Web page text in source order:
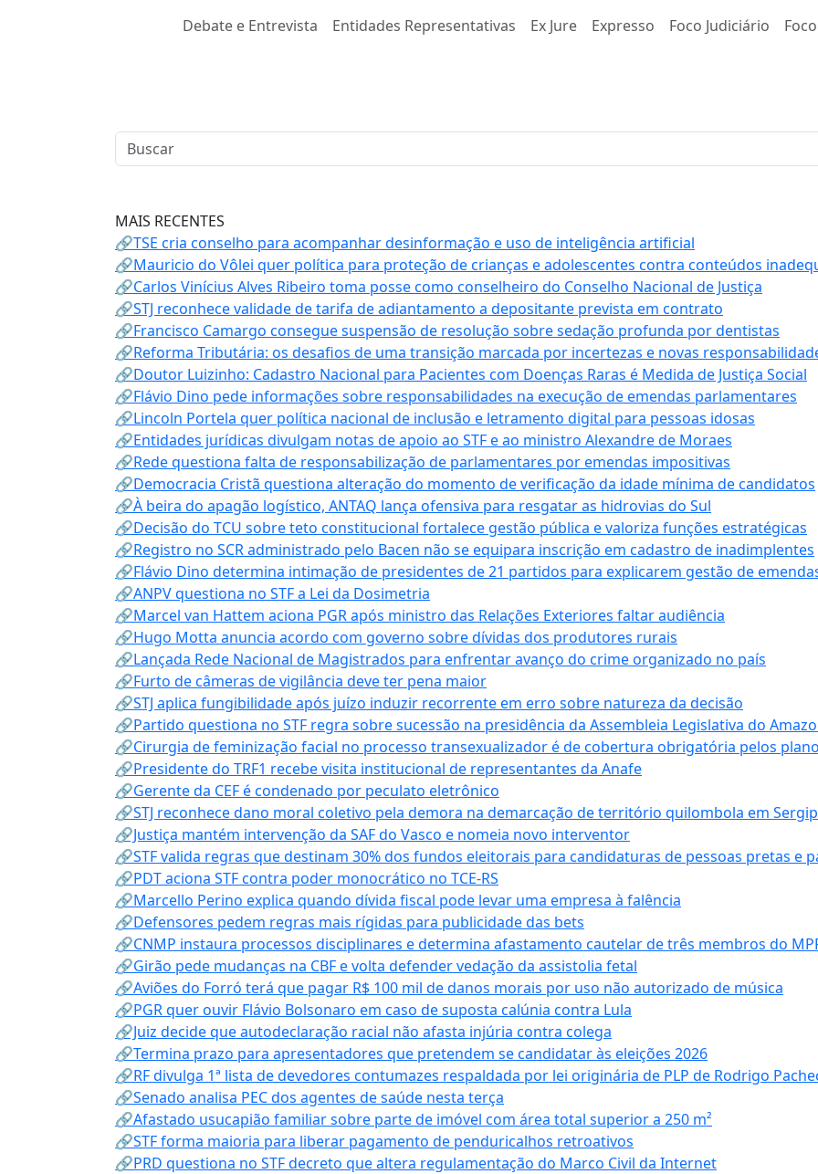
Debate e Entrevista Entidades Representativas Ex Jure Expresso Foco Judiciário
MAIS RECENTES
🔗TSE cria conselho para acompanhar desinformação e uso de inteligência artificial
🔗Mauricio do Vôlei quer política para proteção de crianças e adolescentes contra conteúdos
🔗Carlos Vinícius Alves Ribeiro toma posse como conselheiro do Conselho Nacional de Justiça
🔗STJ reconhece validade de tarifa de adiantamento a depositante prevista em contrato
🔗Francisco Camargo consegue suspensão de resolução sobre sedação profunda por dentistas
🔗Reforma Tributária: os desafios de uma transição marcada por incertezas e novas
🔗Doutor Luizinho: Cadastro Nacional para Pacientes com Doenças Raras é Medida de Justiça Social
🔗Flávio Dino pede informações sobre responsabilidades na execução de emendas parlamentares
🔗Lincoln Portela quer política nacional de inclusão e letramento digital para pessoas idosas
🔗Entidades jurídicas divulgam notas de apoio ao STF e ao ministro Alexandre de Moraes
🔗Rede questiona falta de responsabilização de parlamentares por emendas impositivas
🔗Democracia Cristã questiona alteração do momento de verificação da idade mínima de candidatos
🔗À beira do apagão logístico, ANTAQ lança ofensiva para resgatar as hidrovias do Sul
🔗Decisão do TCU sobre teto constitucional fortalece gestão pública e valoriza funções estratégicas
🔗Registro no SCR administrado pelo Bacen não se equipara inscrição em cadastro de inadimplentes
🔗Flávio Dino determina intimação de presidentes de 21 partidos para explicarem gestão de
🔗ANPV questiona no STF a Lei da Dosimetria
🔗Marcel van Hattem aciona PGR após ministro das Relações Exteriores faltar audiência
🔗Hugo Motta anuncia acordo com governo sobre dívidas dos produtores rurais
🔗Lançada Rede Nacional de Magistrados para enfrentar avanço do crime organizado no país
🔗Furto de câmeras de vigilância deve ter pena maior
🔗STJ aplica fungibilidade após juízo induzir recorrente em erro sobre natureza da decisão
🔗Partido questiona no STF regra sobre sucessão na presidência da Assembleia Legislativa do
🔗Cirurgia de feminização facial no processo transexualizador é de cobertura obrigatória pelos
🔗Presidente do TRF1 recebe visita institucional de representantes da Anafe
🔗Gerente da CEF é condenado por peculato eletrônico
🔗STJ reconhece dano moral coletivo pela demora na demarcação de território quilombola em
🔗Justiça mantém intervenção da SAF do Vasco e nomeia novo interventor
🔗STF valida regras que destinam 30% dos fundos eleitorais para candidaturas de pessoas pretas e
🔗PDT aciona STF contra poder monocrático no TCE-RS
🔗Marcello Perino explica quando dívida fiscal pode levar uma empresa à falência
🔗Defensores pedem regras mais rígidas para publicidade das bets
🔗CNMP instaura processos disciplinares e determina afastamento cautelar de três membros do
🔗Girão pede mudanças na CBF e volta defender vedação da assistolia fetal
🔗Aviões do Forró terá que pagar R$ 100 mil de danos morais por uso não autorizado de música
🔗PGR quer ouvir Flávio Bolsonaro em caso de suposta calúnia contra Lula
🔗Juiz decide que autodeclaração racial não afasta injúria contra colega
🔗Termina prazo para apresentadores que pretendem se candidatar às eleições 2026
🔗RF divulga 1ª lista de devedores contumazes respaldada por lei originária de PLP de Rodrigo
🔗Senado analisa PEC dos agentes de saúde nesta terça
🔗Afastado usucapião familiar sobre parte de imóvel com área total superior a 250 m²
🔗STF forma maioria para liberar pagamento de penduricalhos retroativos
🔗PRD questiona no STF decreto que altera regulamentação do Marco Civil da Internet